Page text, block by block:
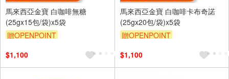
馬來西亞金寶 白咖啡無糖
(25gx15包/袋)x5袋
贈OPENPOINT
$1,100
馬來西亞金寶 白咖啡卡布奇諾
(25gx20包/袋)x5袋
贈OPENPOINT
$1,100